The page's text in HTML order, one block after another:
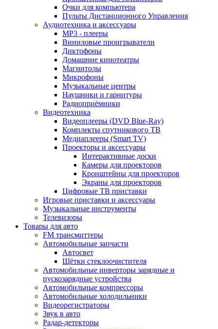
Очки для компьютера
Пульты Дистанционного Управления
Аудиотехника и аксессуары
MP3 - плееры
Виниловые проигрыватели
Диктофоны
Домашние кинотеатры
Магнитолы
Микрофоны
Музыкальные центры
Наушники и гарнитуры
Радиоприёмники
Видеотехника
Видеоплееры (DVD Blue-Ray)
Комплекты спутникового ТВ
Медиаплееры (Smart TV)
Проекторы и аксессуары
Интерактивные доски
Камеры для проекторов
Кронштейны для проекторов
Экраны для проекторов
Цифровые ТВ приставки
Игровые приставки и аксессуары
Музыкальные инструменты
Телевизоры
Товары для авто
FM трансмиттеры
Автомобильные запчасти
Автосвет
Щётки стеклоочистителя
Автомобильные инверторы зарядные и
пускозарядные устройства
Автомобильные компрессоры
Автомобильные холодильники
Видеорегистраторы
Звук в авто
Радар-детекторы